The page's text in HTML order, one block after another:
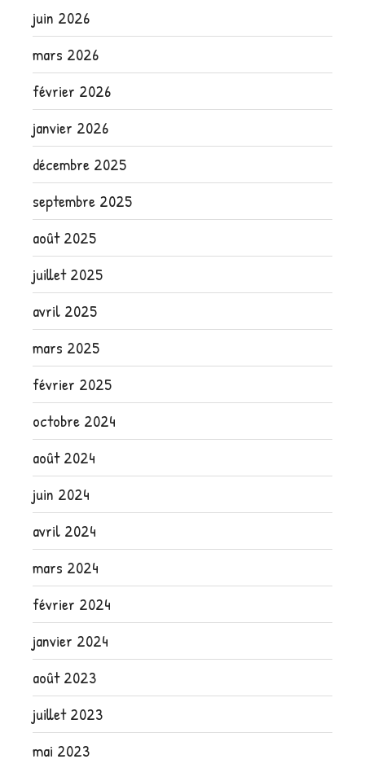
juin 2026
mars 2026
février 2026
janvier 2026
décembre 2025
septembre 2025
août 2025
juillet 2025
avril 2025
mars 2025
février 2025
octobre 2024
août 2024
juin 2024
avril 2024
mars 2024
février 2024
janvier 2024
août 2023
juillet 2023
mai 2023